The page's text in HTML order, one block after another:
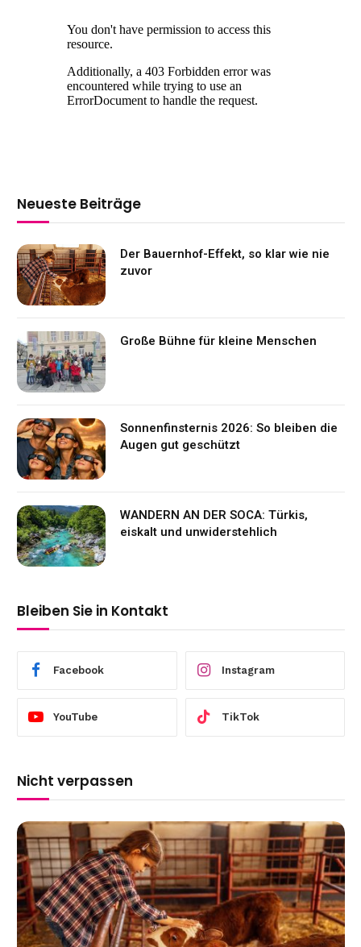
Neueste Beiträge
Der Bauernhof-Effekt, so klar wie nie
zuvor
Große Bühne für kleine Menschen
Sonnenfinsternis 2026: So bleiben die
Augen gut geschützt
WANDERN AN DER SOCA: Türkis,
eiskalt und unwiderstehlich
Bleiben Sie in Kontakt
Facebook Instagram
YouTube TikTok
Nicht verpassen